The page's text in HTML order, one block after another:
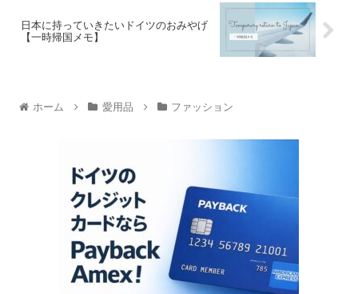
日本に持っていきたいドイツのおみやげ
【一時帰国メモ】
ホーム 愛用品 ファッション